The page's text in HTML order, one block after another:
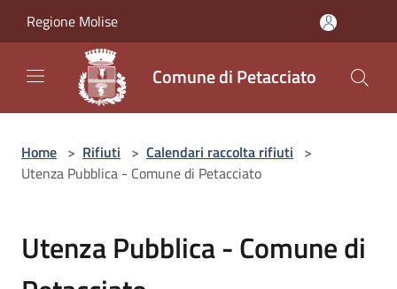
Regione Molise
Comune di Petacciato
Home > Rifiuti > Calendari raccolta rifiuti >
Utenza Pubblica - Comune di Petacciato
Utenza Pubblica - Comune di